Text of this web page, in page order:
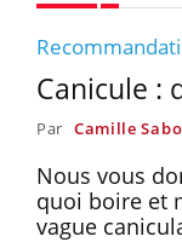
Canicule :
Par Camille
Nous vous
quoi boire et
vague